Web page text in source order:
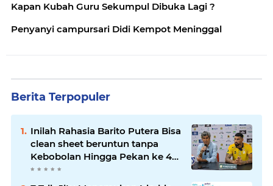
Kapan Kubah Guru Sekumpul Dibuka Lagi ?
Penyanyi campursari Didi Kempot Meninggal
Berita Terpopuler
Inilah Rahasia Barito Putera Bisa
clean sheet beruntun tanpa
Kebobolan Hingga Pekan ke 4
Liga 2